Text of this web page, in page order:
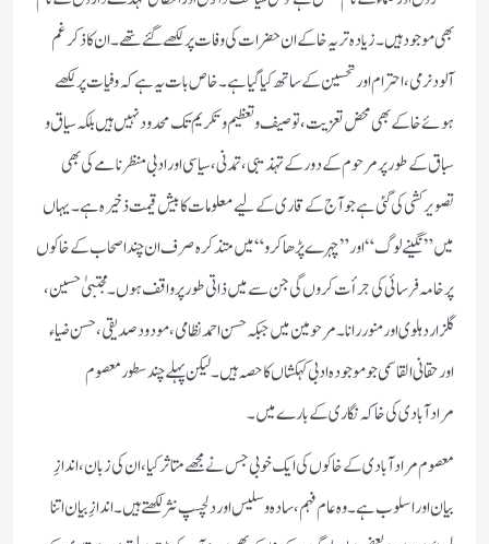
بھی موجود ہیں۔ زیادہ تر یہ خاکے ان حضرات کی وفات پر لکھے گئے تھے۔ ان کا ذکر غم
آلود نرمی، احترام اور تحسین کے ساتھ کیا گیا ہے۔ خاص بات یہ ہے کہ وفیات پر لکھے
ہوئے خاکے بھی محض تعزیت، توصیف و تعظیم وتکریم تک محدود نہیں ہیں بلکہ سیاق و
سباق کے طور پر مرحوم کے دور کے تہذیبی، تمدنی، سیاسی اور ادبی منظرنامے کی بھی
تصویر کشی کی گئی ہے جو آج کے قاری کے لیے معلومات کا بیش قیمت ذخیرہ ہے۔ یہاں
میں ”نگینے لوگ“ اور ”چہرے پڑھا کرو“میں متذکرہ صرف ان چند اصحاب کے خاکوں
پر خامہ فرسائی کی جرأت کروں گی جن سے میں ذاتی طور پر واقف ہوں۔ مجتبیٰ حسین،
گلزار دہلوی اور منور رانا۔ مرحومین میں جبکہ حسن احمد نظامی، مودود صدیقی، حسن ضیاء
اور حقانی القاسمی جو موجودہ ادبی کہکشاں کا حصہ ہیں۔ لیکن پہلے چند سطور معصوم
مرادآبادی کی خاکہ نگاری کے بارے میں۔
معصوم مرادآبادی کے خاکوں کی ایک خوبی جس نے مجھے متاثر کیا، ان کی زبان، اندازِ
بیان اور اسلوب ہے۔وہ عام فہم، سادہ و سلیس اور دلچسپ نثر لکھتے ہیں۔ اندازِ بیان اتنا